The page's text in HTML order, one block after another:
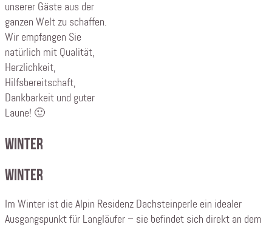
unserer Gäste aus der
ganzen Welt zu schaffen.
Wir empfangen Sie
natürlich mit Qualität,
Herzlichkeit,
Hilfsbereitschaft,
Dankbarkeit und guter
Laune! 🙂
Winter
Winter
Im Winter ist die Alpin Residenz Dachsteinperle ein idealer
Ausgangspunkt für Langläufer – sie befindet sich direkt an dem